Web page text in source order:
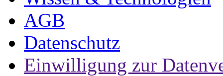
AGB
Datenschutz
Einwilligung zur